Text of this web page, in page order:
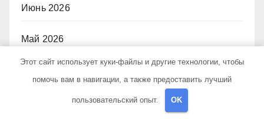
Июнь 2026
Май 2026
Этот сайт использует куки-файлы и другие технологии, чтобы
помочь вам в навигации, а также предоставить лучший
пользовательский опыт. OK